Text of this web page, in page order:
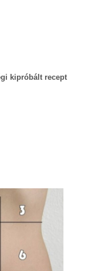
kipróbált recept